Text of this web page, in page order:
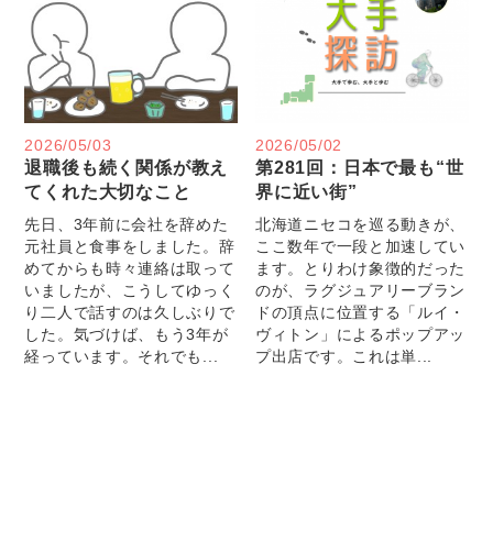
2026/05/03
退職後も続く関係が教え
てくれた大切なこと
先日、3年前に会社を辞めた
元社員と食事をしました。辞
めてからも時々連絡は取って
いましたが、こうしてゆっく
り二人で話すのは久しぶりで
した。気づけば、もう3年が
経っています。それでも...
2026/05/02
第281回：日本で最も“世
界に近い街”
北海道ニセコを巡る動きが、
ここ数年で一段と加速してい
ます。とりわけ象徴的だった
のが、ラグジュアリーブラン
ドの頂点に位置する「ルイ・
ヴィトン」によるポップアッ
プ出店です。これは単...